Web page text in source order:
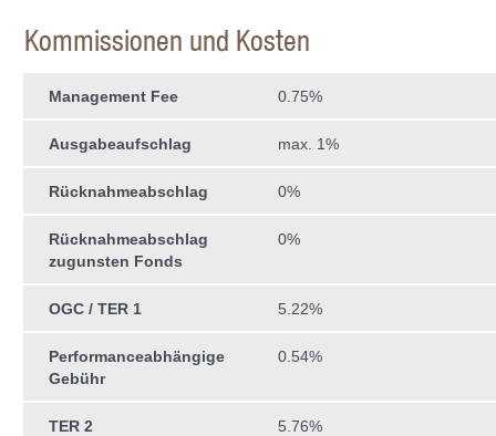
Kommissionen und Kosten
Management Fee 0.75%
Ausgabeaufschlag max. 1%
Rücknahmeabschlag 0%
Rücknahmeabschlag
zugunsten Fonds
0%
OGC / TER 1 5.22%
Performanceabhängige
Gebühr
0.54%
TER 2 5.76%